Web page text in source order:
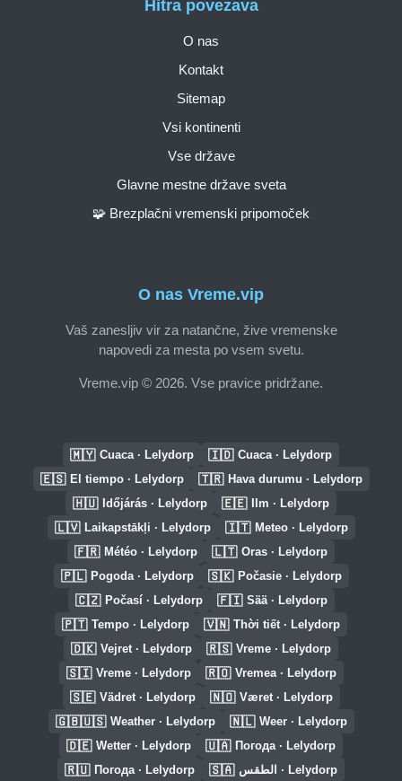
O nas Vreme.vip
Vaš zanesljiv vir za natančne, žive vremenske
napovedi za mesta po vsem svetu.
Vreme.vip © 2026. Vse pravice pridržane.
Hitra povezava
O nas
Kontakt
Sitemap
Vsi kontinenti
Vse države
Glavne mestne države sveta
🧩 Brezplačni vremenski pripomoček
🇲🇾 Cuaca · Lelydorp 🇮🇩 Cuaca · Lelydorp
🇪🇸 El tiempo · Lelydorp 🇹🇷 Hava durumu · Lelydorp
🇭🇺 Időjárás · Lelydorp 🇪🇪 Ilm · Lelydorp
🇱🇻 Laikapstākļi · Lelydorp 🇮🇹 Meteo · Lelydorp
🇫🇷 Météo · Lelydorp 🇱🇹 Oras · Lelydorp
🇵🇱 Pogoda · Lelydorp 🇸🇰 Počasie · Lelydorp
🇨🇿 Počasí · Lelydorp 🇫🇮 Sää · Lelydorp
🇵🇹 Tempo · Lelydorp 🇻🇳 Thời tiết · Lelydorp
🇩🇰 Vejret · Lelydorp 🇷🇸 Vreme · Lelydorp
🇸🇮 Vreme · Lelydorp 🇷🇴 Vremea · Lelydorp
🇸🇪 Vädret · Lelydorp 🇳🇴 Været · Lelydorp
🇬🇧🇺🇸 Weather · Lelydorp 🇳🇱 Weer · Lelydorp
🇩🇪 Wetter · Lelydorp 🇺🇦 Погода · Lelydorp
🇷🇺 Погода · Lelydorp 🇸🇦 الطقس · Lelydorp